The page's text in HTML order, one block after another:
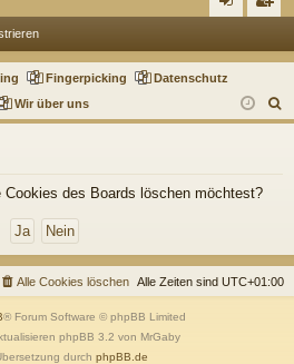
m ist
rie
Fingerpicking
Datenschutz
Wir über uns
u
des Boards löschen möchtest?
Alle Zeiten sind UTC+01:00
Alle Cookies löschen
® Forum Software © phpBB Limited
phpBB 3.2 von MrGaby
durch phpBB.de